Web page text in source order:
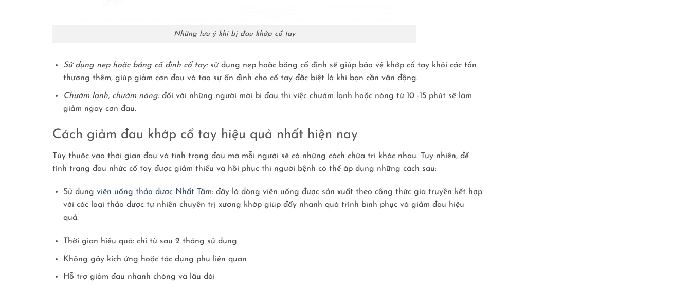
Những lưu ý khi bị đau khớp cổ tay
Sử dụng nẹp hoặc băng cố định cổ tay:sử dụng nẹp hoặc băng cố định sẽ giúp bảo vệ khớp cổ tay khỏi các tổn
thương thêm, giúp giảm cơn đau và tạo sự ổn định cho cổ tay đặc biệt là khi bạn cần vận động.
Chườm lạnh, chườm nóng: đối với những người mới bị đau thì việc chườm lạnh hoặc nóng từ 10 -15 phút sẽ làm
giảm ngay cơn đau.
Cách giảm đau khớp cổ tay hiệu quả nhất hiện nay
Tùy thuộc vào thời gian đau và tình trạng đau mà mỗi người sẽ có những cách chữa trị khác nhau. Tuy nhiên, để
tình trạng đau nhức cổ tay được giảm thiểu và hồi phục thì người bệnh có thể áp dụng những cách sau:
Sử dụng viên uống thảo dược Nhất Tâm: đây là dòng viên uống được sản xuất theo công thức gia truyền kết hợp
với các loại thảo dược tự nhiên chuyên trị xương khớp giúp đẩy nhanh quá trình bình phục và giảm đau hiệu
quả.
Thời gian hiệu quả: chỉ từ sau 2 tháng sử dụng
Không gây kích ứng hoặc tác dụng phụ liên quan
Hỗ trợ giảm đau nhanh chóng và lâu dài